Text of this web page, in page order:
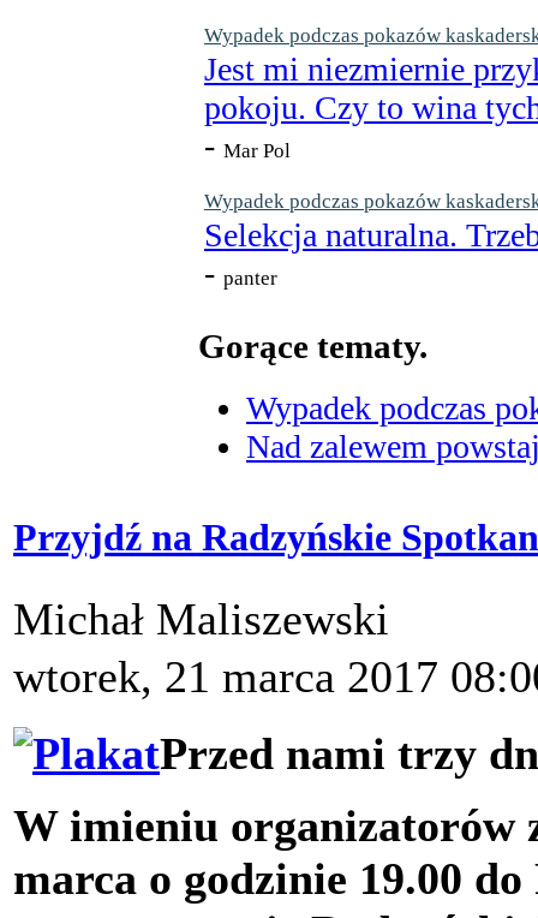
Wypadek podczas pokazów
Jest mi niezmiernie
pokoju. Czy to wina
- Mar Pol
Wypadek podczas pokazów
Selekcja naturalna.
- panter
Gorące tematy.
Wypadek podczas
Nad zalewem
Przyjdź na Radzyńskie
Michał Maliszewski
wtorek, 21 marca 2017
Przed nami trzy
W imieniu organizatorów
marca o godzinie 19.00